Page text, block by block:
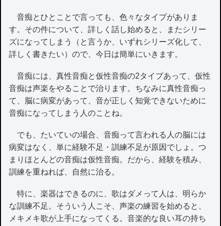
音痴とひとことで言っても、色々なタイプがありま
す。その件について、詳しく話し始めると、またシリー
ズになってしまう（と言うか、いずれシリーズ化して、
詳しく書きたい）ので、今日は簡単にいきます。
音痴には、真性音痴と仮性音痴の2タイプあって、仮性
音痴は声楽をやることで治ります。ちなみに真性音痴っ
て、脳に病変があって、音が正しく知覚できないために
音痴になってしまう人のことね。
でも、たいていの場合、音痴って言われる人の脳には
病変はなく、単に経験不足・訓練不足が原因でしょ。つ
まりほとんどの音痴は仮性音痴。だから、経験を積み、
訓練を重ねれば、自然に治る。
特に、楽器はできるのに、歌はダメって人は、明らか
な訓練不足。そういう人こそ、声楽の練習を始めると、
メキメキ歌が上手になってくる。音楽的な良い耳の持ち